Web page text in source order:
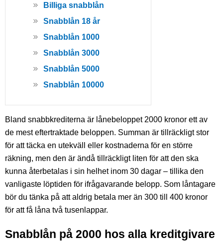
Billiga snabblån
Snabblån 18 år
Snabblån 1000
Snabblån 3000
Snabblån 5000
Snabblån 10000
Bland snabbkrediterna är lånebeloppet 2000 kronor ett av
de mest eftertraktade beloppen. Summan är tillräckligt stor
för att täcka en utekväll eller kostnaderna för en större
räkning, men den är ändå tillräckligt liten för att den ska
kunna återbetalas i sin helhet inom 30 dagar – tillika den
vanligaste löptiden för ifrågavarande belopp. Som låntagare
bör du tänka på att aldrig betala mer än 300 till 400 kronor
för att få låna två tusenlappar.
Snabblån på 2000 hos alla kreditgivare